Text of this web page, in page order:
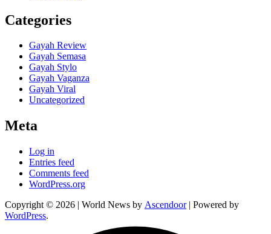
Categories
Gayah Review
Gayah Semasa
Gayah Stylo
Gayah Vaganza
Gayah Viral
Uncategorized
Meta
Log in
Entries feed
Comments feed
WordPress.org
Copyright © 2026 | World News by Ascendoor| Powered by
WordPress.